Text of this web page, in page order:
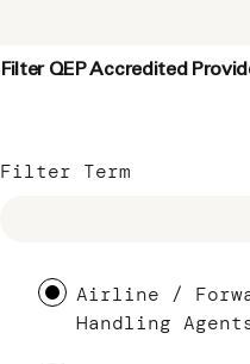
Filter QEP Accredited
Filter Term
Airline /
Handling